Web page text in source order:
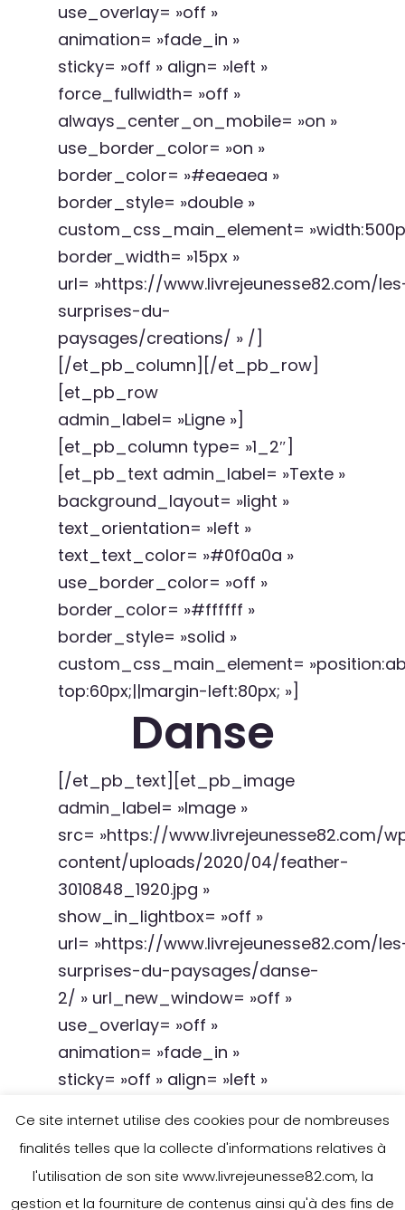
use_overlay= »off »
animation= »fade_in »
sticky= »off » align= »left »
force_fullwidth= »off »
always_center_on_mobile= »on »
use_border_color= »on »
border_color= »#eaeaea »
border_style= »double »
custom_css_main_element=
border_width= »15px »
url= »https://www.livrejeunesse82.com/
surprises-du-
paysages/creations/ » /]
[/et_pb_column][/et_pb_row]
[et_pb_row
admin_label= »Ligne »]
[et_pb_column type= »1_2″]
[et_pb_text admin_label= »Texte »
background_layout= »light »
text_orientation= »left »
text_text_color= »#0f0a0a »
use_border_color= »off »
border_color= »#ffffff »
border_style= »solid »
custom_css_main_element=
top:60px;||margin-left:80px; »]
Danse
[/et_pb_text][et_pb_image
admin_label= »Image »
src= »https://www.livrejeunesse82.com/
content/uploads/2020/04/feather-
3010848_1920.jpg »
show_in_lightbox= »off »
url= »https://www.livrejeunesse82.com/
surprises-du-paysages/danse-
2/ » url_new_window= »off »
use_overlay= »off »
animation= »fade_in »
sticky= »off » align= »left »
always_center_on_mobile= »on »
use_border_color= »on »
border_color= »#ededed »
Ce site internet utilise des cookies pour de nombreuses
finalités telles que la collecte d'informations relatives à
l'utilisation de son site www.livrejeunesse82.com, la
gestion et la fourniture de contenus ainsi qu'à des fins de